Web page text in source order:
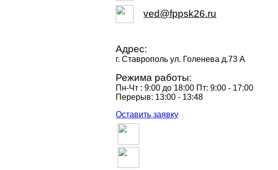
ved@fppsk26.ru
Адрес:
г. Ставрополь ул. Голенева д.73 A
Режима работы:
Пн-Чт : 9:00 до 18:00 Пт: 9:00 - 17:00
Перерыв: 13:00 - 13:48
Оставить заявку